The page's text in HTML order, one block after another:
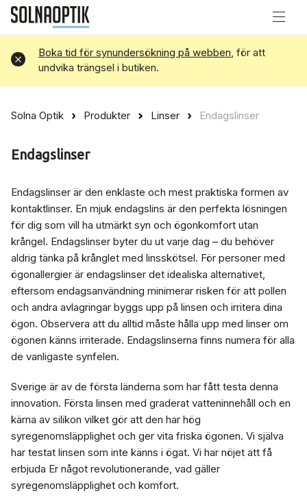
Boka tid för synundersökning på webben, för att
undvika trängsel i butiken.
Avvisa
Solna Optik Produkter Linser Endagslinser
Endagslinser
Endagslinser är den enklaste och mest praktiska formen av
kontaktlinser. En mjuk endagslins är den perfekta lösningen
för dig som vill ha utmärkt syn och ögonkomfort utan
krångel. Endagslinser byter du ut varje dag – du behöver
aldrig tänka på krånglet med linsskötsel. För personer med
ögonallergier är endagslinser det idealiska alternativet,
eftersom endagsanvändning minimerar risken för att pollen
och andra avlagringar byggs upp på linsen och irritera dina
ögon. Observera att du alltid måste hålla upp med linser om
ögonen känns irriterade. Endagslinserna finns numera för alla
de vanligaste synfelen.
Sverige är av de första länderna som har fått testa denna
innovation. Första linsen med graderat vatteninnehåll och en
kärna av silikon vilket gör att den har hög
syregenomsläpplighet och ger vita friska ögonen. Vi själva
har testat linsen som inte känns i ögat. Vi har nöjet att få
erbjuda Er något revolutionerande, vad gäller
syregenomsläpplighet och komfort.